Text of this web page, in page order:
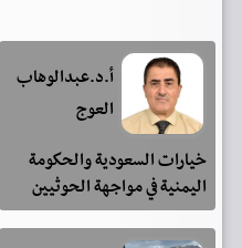
أ.د.عبدالوهاب
العوج
خيارات السعودية والحكومة
اليمنية في مواجهة الحوثيين